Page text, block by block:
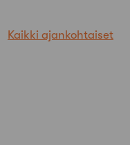
Kaikki ajankohtaiset